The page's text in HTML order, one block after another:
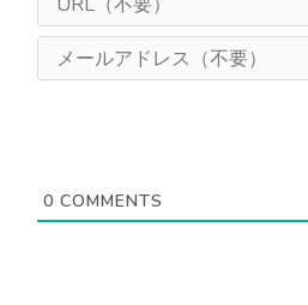
0 COMMENTS